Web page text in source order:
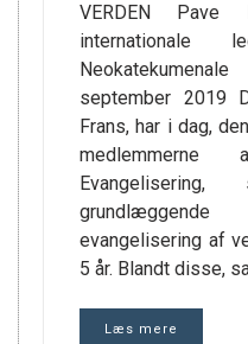
VERDEN Pave
internationale
september 2019
Frans, har i dag,
evangelisering af
5 år. Blandt disse,
Læs mere